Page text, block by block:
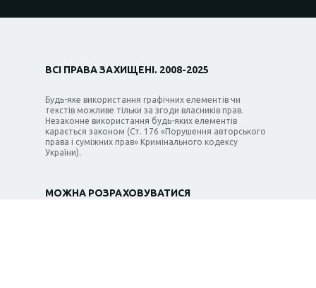
ВСІ ПРАВА ЗАХИЩЕНІ. 2008-2025
Будь-яке використання графічних елементів чи
текстів можливе тільки за згоди власників прав.
Незаконне використання будь-яких елементів
карається законом (Ст. 176 «Порушення авторського
права і суміжних прав» Кримінального кодексу
України).
МОЖНА РОЗРАХОВУВАТИСЯ